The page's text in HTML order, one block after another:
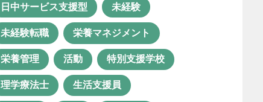
共同生活援助 医療×福祉
医療体制 口腔衛生管理
困った行動 困窮者支援
地域生活 地域連携
日中サービス支援型 未経験
未経験転職 栄養マネジメント
栄養管理 活動 特別支援学校
理学療法士 生活支援員